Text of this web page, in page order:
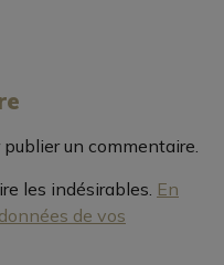
publier un commentaire.
les indésirables. En
de vos